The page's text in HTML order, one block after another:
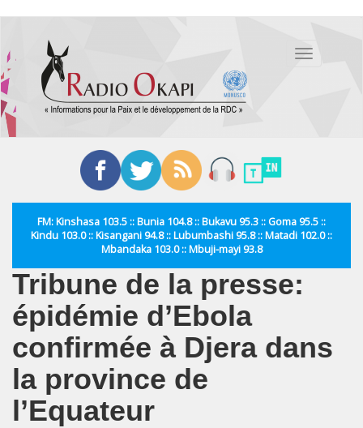
contenu
principal
Toggle
FM: Kinshasa 103.5 :: Bunia 104.8 :: Bukavu 95.3 :: Goma 95.5 ::
Kindu 103.0 :: Kisangani 94.8 :: Lubumbashi 95.8 :: Matadi 102.0 ::
Mbandaka 103.0 :: Mbuji-mayi 93.8
Tribune de la presse:
épidémie d’Ebola
confirmée à Djera dans
la province de
l’Equateur